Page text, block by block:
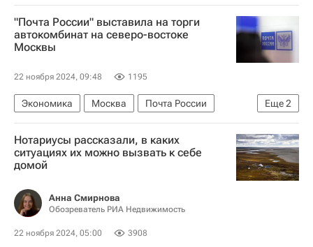
Москва Сегодня: мегаполис для жизни
Городское хозяйство Москвы
Комплекс городского хозяйства Москвы
Городская среда
Викторины
Город: детали – РИА Недвижимость
"Почта России" выставила на торги
автокомбинат на северо-востоке
Москвы
22 ноября 2024, 09:48 1195
Еще2
Экономика Москва
Почта России
Российский аукционный дом (РАД)
Коммерческая недвижимость
Нотариусы рассказали, в каких
ситуациях их можно вызвать к себе
домой
Анна Смирнова
Обозреватель РИА Недвижимость
22 ноября 2024, 05:00 3908